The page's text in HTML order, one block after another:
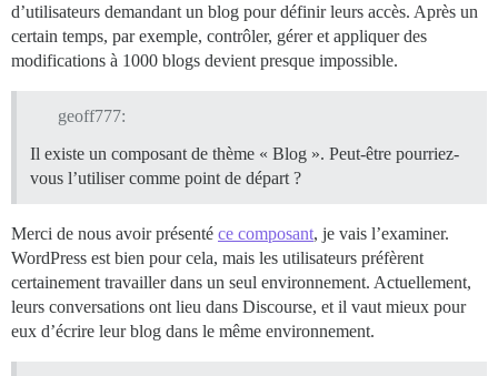
d’utilisateurs demandant un blog pour définir leurs accès. Après un
certain temps, par exemple, contrôler, gérer et appliquer des
modifications à 1000 blogs devient presque impossible.
geoff777:
Il existe un composant de thème « Blog ». Peut-être pourriez-
vous l’utiliser comme point de départ ?
Merci de nous avoir présenté ce composant, je vais l’examiner.
WordPress est bien pour cela, mais les utilisateurs préfèrent
certainement travailler dans un seul environnement. Actuellement,
leurs conversations ont lieu dans Discourse, et il vaut mieux pour
eux d’écrire leur blog dans le même environnement.